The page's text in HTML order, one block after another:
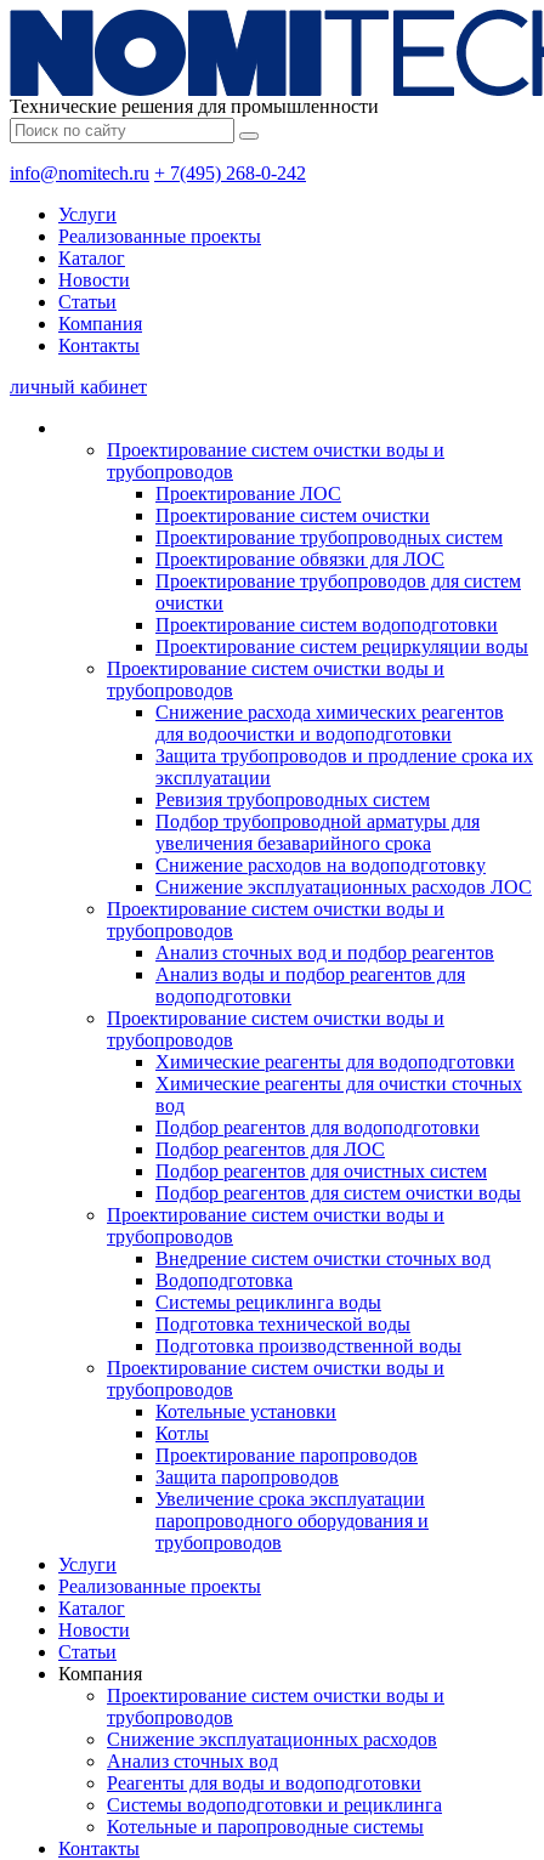
Технические решения для промышленности
info@nomitech.ru + 7(495) 268-0-242
Услуги
Реализованные проекты
Каталог
Новости
Статьи
Компания
Контакты
личный кабинет
Проектирование систем очистки воды и
трубопроводов
Проектирование ЛОС
Проектирование систем очистки
Проектирование трубопроводных систем
Проектирование обвязки для ЛОС
Проектирование трубопроводов для систем
очистки
Проектирование систем водоподготовки
Проектирование систем рециркуляции воды
Проектирование систем очистки воды и
трубопроводов
Снижение расхода химических реагентов
для водоочистки и водоподготовки
Защита трубопроводов и продление срока их
эксплуатации
Ревизия трубопроводных систем
Подбор трубопроводной арматуры для
увеличения безаварийного срока
Снижение расходов на водоподготовку
Снижение эксплуатационных расходов ЛОС
Проектирование систем очистки воды и
трубопроводов
Анализ сточных вод и подбор реагентов
Анализ воды и подбор реагентов для
водоподготовки
Проектирование систем очистки воды и
трубопроводов
Химические реагенты для водоподготовки
Химические реагенты для очистки сточных
вод
Подбор реагентов для водоподготовки
Подбор реагентов для ЛОС
Подбор реагентов для очистных систем
Подбор реагентов для систем очистки воды
Проектирование систем очистки воды и
трубопроводов
Внедрение систем очистки сточных вод
Водоподготовка
Системы рециклинга воды
Подготовка технической воды
Подготовка производственной воды
Проектирование систем очистки воды и
трубопроводов
Котельные установки
Котлы
Проектирование паропроводов
Защита паропроводов
Увеличение срока эксплуатации
паропроводного оборудования и
трубопроводов
Услуги
Реализованные проекты
Каталог
Новости
Статьи
Компания
Проектирование систем очистки воды и
трубопроводов
Снижение эксплуатационных расходов
Анализ сточных вод
Реагенты для воды и водоподготовки
Системы водоподготовки и рециклинга
Котельные и паропроводные системы
Контакты